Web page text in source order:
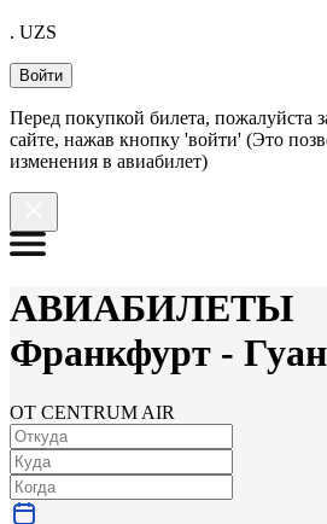
. UZS
Войти
Перед покупкой билета, пожалуйста
сайте, нажав кнопку 'войти' (Это
изменения в авиабилет)
АВИАБИЛЕТЫ
Франкфурт -
ОТ CENTRUM AIR